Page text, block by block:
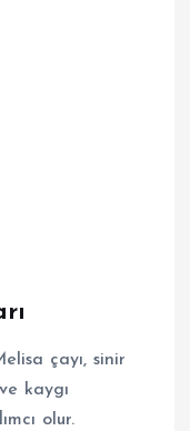
çayı, sinir
kaygı
olur.